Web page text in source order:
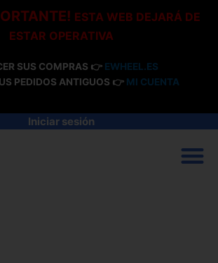
ESTA WEB DEJARÁ DE
ESTAR OPERATIVA
SUS COMPRAS 👉 EWHEEL.ES
PEDIDOS ANTIGUOS 👉 MI CUENTA
Iniciar sesión